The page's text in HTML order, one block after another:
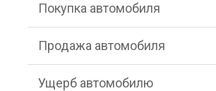
Покупка автомобиля
Продажа автомобиля
Ущерб автомобилю